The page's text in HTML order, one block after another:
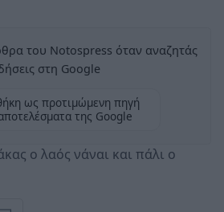
του Notospress όταν αναζητάς
στη Google
ως προτιμώμενη πηγή
της Google
ο λαός νάναι και πάλι ο